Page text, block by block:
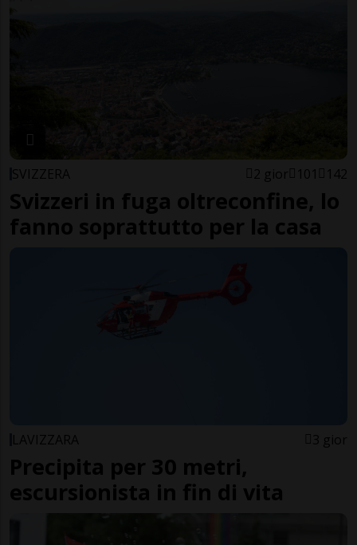
SVIZZERA 2 gior 101 142
Svizzeri in fuga oltreconfine, lo
fanno soprattutto per la casa
LAVIZZARA 3 gior
Precipita per 30 metri,
escursionista in fin di vita